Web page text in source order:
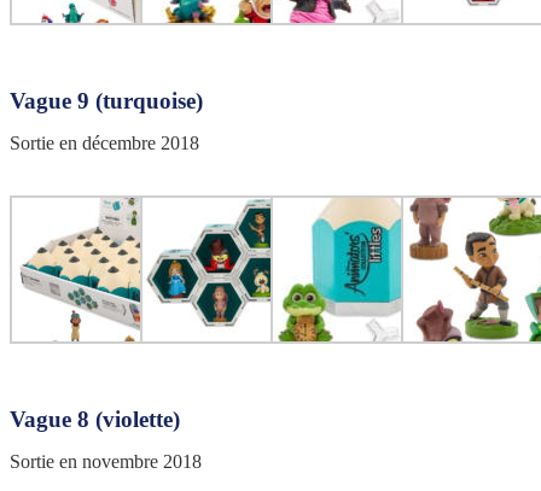
Vague 9 (turquoise)
Sortie en décembre 2018
Vague 8 (violette)
Sortie en novembre 2018